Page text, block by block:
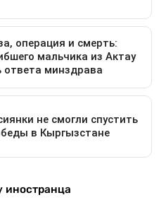
иностранца